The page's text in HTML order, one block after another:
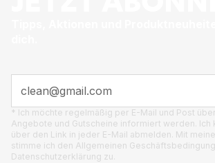
* Ich möchte regelmäßig per E-Mail und Post
Angebote und Gutscheine informiert werden. Ich
über den Link in jeder E-Mail abmelden. Mit
stimme ich den Allgemeinen
Datenschutzerklärung zu.